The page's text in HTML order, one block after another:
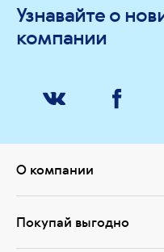
Узнавайте о
компании
О компании
Покупай выгодно